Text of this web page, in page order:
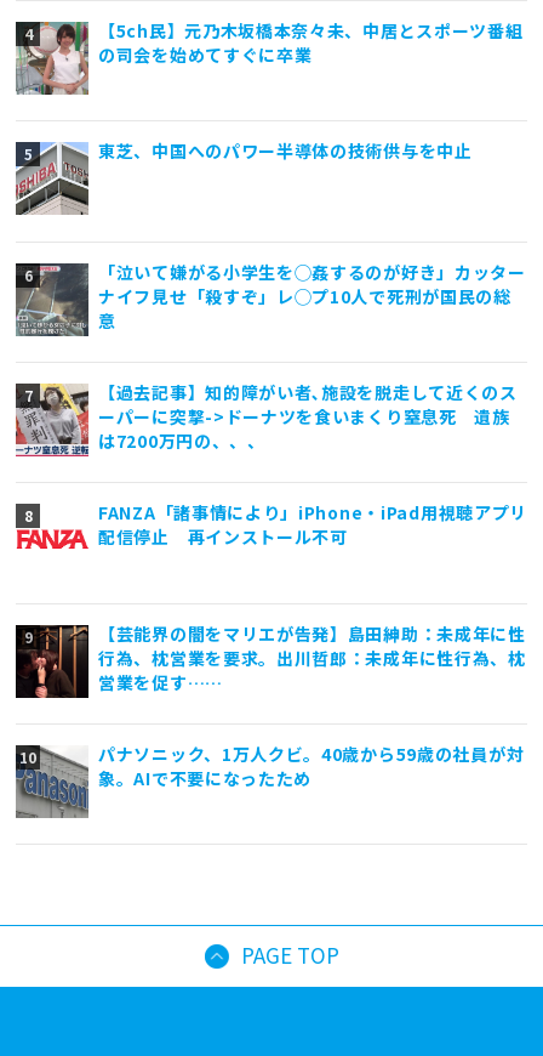
【5ch民】元乃木坂橋本奈々未、中居とスポーツ番組
の司会を始めてすぐに卒業
東芝、中国へのパワー半導体の技術供与を中止
「泣いて嫌がる小学生を◯姦するのが好き」カッター
ナイフ見せ「殺すぞ」レ◯プ10人で死刑が国民の総
意
【過去記事】知的障がい者､施設を脱走して近くのス
ーパーに突撃->ドーナツを食いまくり窒息死 遺族
は7200万円の、、、
FANZA「諸事情により」iPhone・iPad用視聴アプリ
配信停止 再インストール不可
【芸能界の闇をマリエが告発】島田紳助：未成年に性
行為、枕営業を要求。出川哲郎：未成年に性行為、枕
営業を促す……
パナソニック、1万人クビ。40歳から59歳の社員が対
象。AIで不要になったため
PAGE TOP